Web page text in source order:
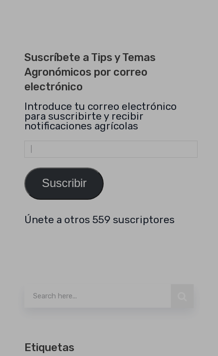
Suscríbete a Tips y Temas
Agronómicos por correo
electrónico
Introduce tu correo electrónico
para suscribirte y recibir
notificaciones agrícolas
Dirección
de
Suscribir
Únete a otros 559 suscriptores
Etiquetas